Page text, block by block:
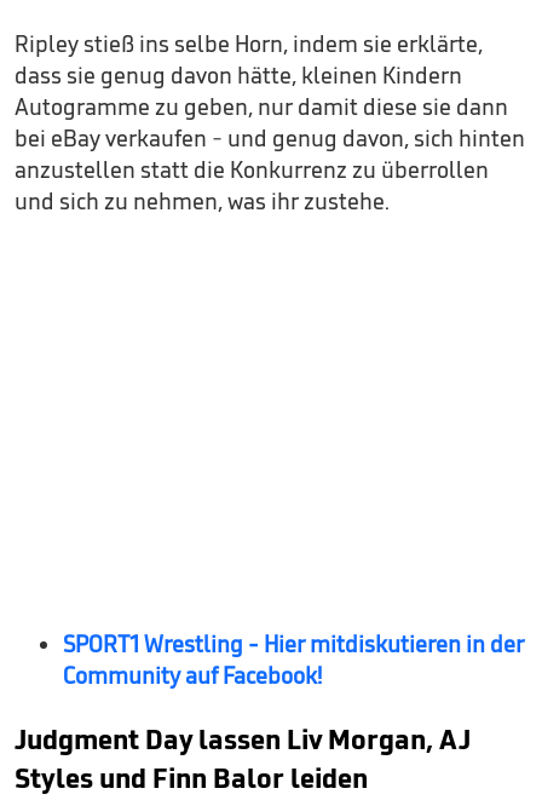
Ripley stieß ins selbe Horn, indem sie erklärte,
dass sie genug davon hätte, kleinen Kindern
Autogramme zu geben, nur damit diese sie dann
bei eBay verkaufen - und genug davon, sich hinten
anzustellen statt die Konkurrenz zu überrollen
und sich zu nehmen, was ihr zustehe.
SPORT1 Wrestling - Hier mitdiskutieren in der
Community auf Facebook!
Judgment Day lassen Liv Morgan, AJ
Styles und Finn Balor leiden